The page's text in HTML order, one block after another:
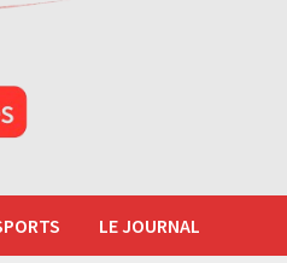
LE JOURNAL